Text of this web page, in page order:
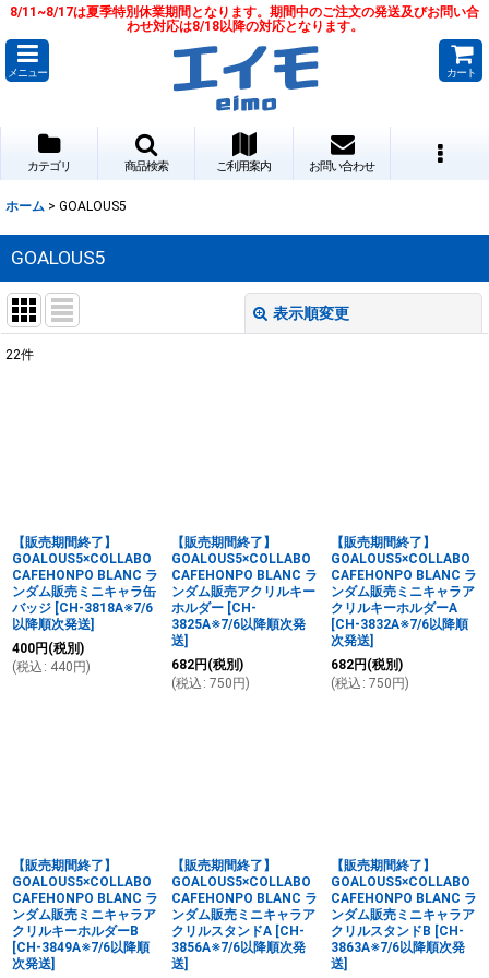
8/11~8/17は夏季特別休業期間となります。期間中のご注文の発送及びお問い合
わせ対応は8/18以降の対応となります。
メニュー カート
カテゴリ 商品検索 ご利用案内 お問い合わせ
ホーム > GOALOUS5
GOALOUS5
表示順変更
絞り込む
22件
【販売期間終了】
GOALOUS5×COLLABO
CAFEHONPO BLANC ラ
ンダム販売ミニキャラ缶
バッジ [CH-3818A※7/6
以降順次発送]
400円 (税別)
(税込 : 440 円)
【販売期間終了】
GOALOUS5×COLLABO
CAFEHONPO BLANC ラ
ンダム販売アクリルキー
ホルダー [CH-
3825A※7/6以降順次発
送]
682円 (税別)
(税込 : 750 円)
【販売期間終了】
GOALOUS5×COLLABO
CAFEHONPO BLANC ラ
ンダム販売ミニキャラア
クリルキーホルダーA
[CH-3832A※7/6以降順
次発送]
682円 (税別)
(税込 : 750 円)
【販売期間終了】
GOALOUS5×COLLABO
CAFEHONPO BLANC ラ
ンダム販売ミニキャラア
クリルキーホルダーB
[CH-3849A※7/6以降順
次発送]
【販売期間終了】
GOALOUS5×COLLABO
CAFEHONPO BLANC ラ
ンダム販売ミニキャラア
クリルスタンドA [CH-
3856A※7/6以降順次発
送]
【販売期間終了】
GOALOUS5×COLLABO
CAFEHONPO BLANC ラ
ンダム販売ミニキャラア
クリルスタンドB [CH-
3863A※7/6以降順次発
送]